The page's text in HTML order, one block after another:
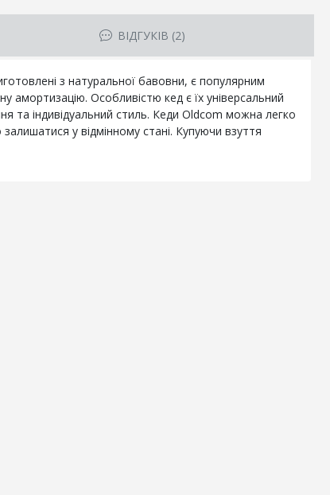
ВІДГУКІВ (2)
з натуральної бавовни, є популярним
амортизацію. Особливістю кед є їх універсальний
та індивідуальний стиль. Кеди Oldcom можна легко
у відмінному стані. Купуючи взуття